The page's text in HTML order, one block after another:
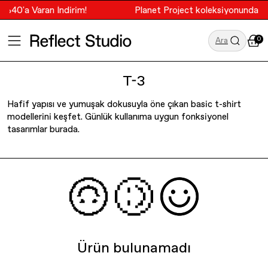
Varan İndirim! Planet Project koleksiyonunda
Ara 0
ÖNE ÇIKANLAR
Terry Koleksiyonu
Resort Koleksiyonu
ÖNE ÇIKANLAR
Terry Koleksiyonu
Resort Koleksiyonu
Tüm Ürünler
Sweatshirt
Eşofman Altı
Planet Project
GALATASARAY
TVF Market
Trail of Us
T-3
Hafif yapısı ve yumuşak dokusuyla öne çıkan basic t-shirt
modellerini keşfet. Günlük kullanıma uygun fonksiyonel
tasarımlar burada.
Ürün bulunamadı